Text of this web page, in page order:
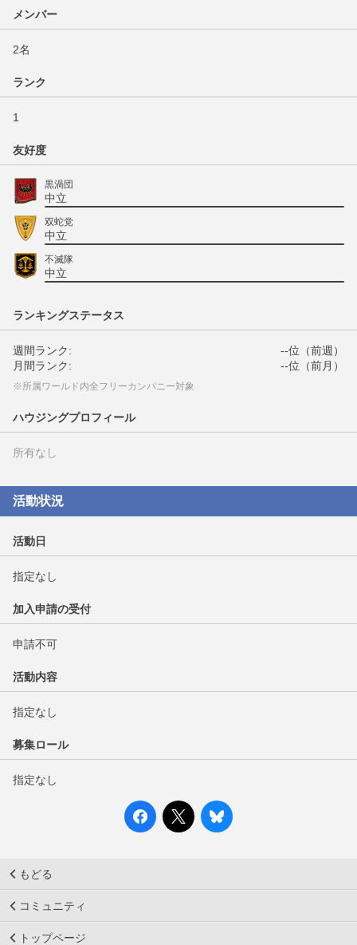
メンバー
2名
ランク
1
友好度
黒渦団
中立
双蛇党
中立
不滅隊
中立
ランキングステータス
週間ランク:
--位（前週）
月間ランク:
--位（前月）
※所属ワールド内全フリーカンパニー対象
ハウジングプロフィール
所有なし
活動状況
活動日
指定なし
加入申請の受付
申請不可
活動内容
指定なし
募集ロール
指定なし
もどる
コミュニティ
トップページ